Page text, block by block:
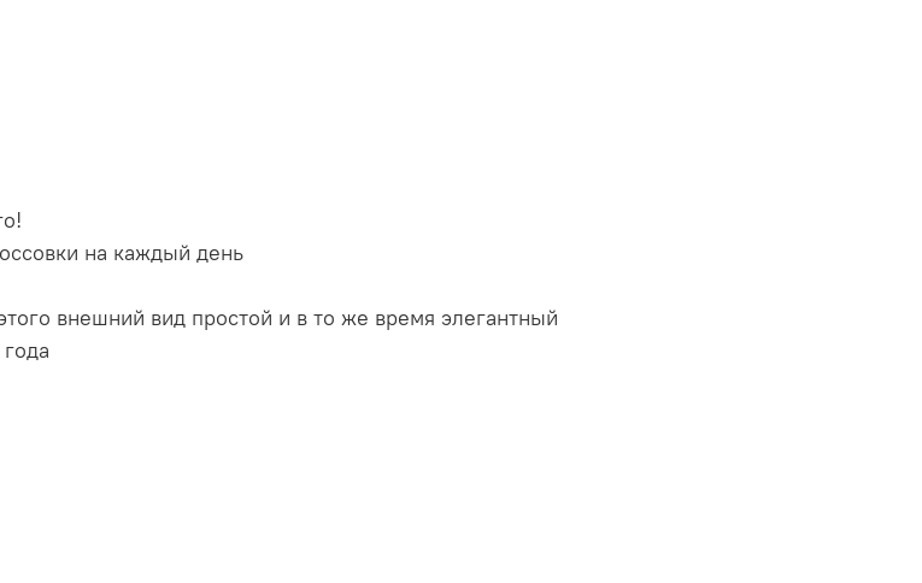
на каждый день
внешний вид простой и в то же время элегантный